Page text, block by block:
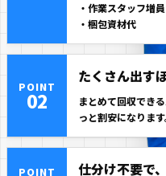
・作業スタッフ増員
・梱包資材代
POINT
02
たくさん出す
まとめて回収でき
っと割安になります
POINT 仕分け不要で